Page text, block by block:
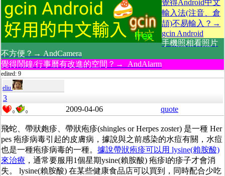
覺得Android中文
輸入法(注音、倉
頡)不易輸入？→
gcin Android
手機照相看照片
不方便？→ AndCamera
覺得鬧鐘/行事曆有改進的空間？→ AndAlarm
edited: 9
eliu
3
0 0 2009-04-06 quote
飛蛇、帶狀皰疹、帶狀疱疹(shingles or Herpes zoster) 是一種 Her
pes 疱疹病毒引起的皮膚病，據說與之前感染的水痘有關，水痘
也是一種疱疹病毒的一種。 據說帶狀疱疹可以用 lysine(賴胺酸)
來治療 ，通常要服用1個星期ysine(賴胺酸) 疱疹l的疹子才會消
失。 lysine(賴胺酸) 在某些健康食品店可以買到，同時配合少吃